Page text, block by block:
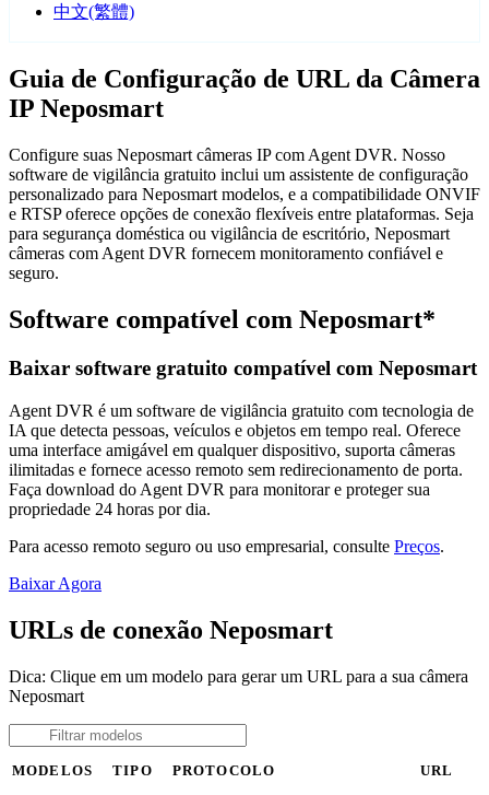
中文(繁體)
Guia de Configuração de URL da Câmera
IP Neposmart
Configure suas Neposmart câmeras IP com Agent DVR. Nosso
software de vigilância gratuito inclui um assistente de configuração
personalizado para Neposmart modelos, e a compatibilidade ONVIF
e RTSP oferece opções de conexão flexíveis entre plataformas. Seja
para segurança doméstica ou vigilância de escritório, Neposmart
câmeras com Agent DVR fornecem monitoramento confiável e
seguro.
Software compatível com Neposmart*
Baixar software gratuito compatível com Neposmart
Agent DVR é um software de vigilância gratuito com tecnologia de
IA que detecta pessoas, veículos e objetos em tempo real. Oferece
uma interface amigável em qualquer dispositivo, suporta câmeras
ilimitadas e fornece acesso remoto sem redirecionamento de porta.
Faça download do Agent DVR para monitorar e proteger sua
propriedade 24 horas por dia.
Para acesso remoto seguro ou uso empresarial, consulte Preços.
Baixar Agora
URLs de conexão Neposmart
Dica: Clique em um modelo para gerar um URL para a sua câmera
Neposmart
MODELOS TIPO PROTOCOLO URL